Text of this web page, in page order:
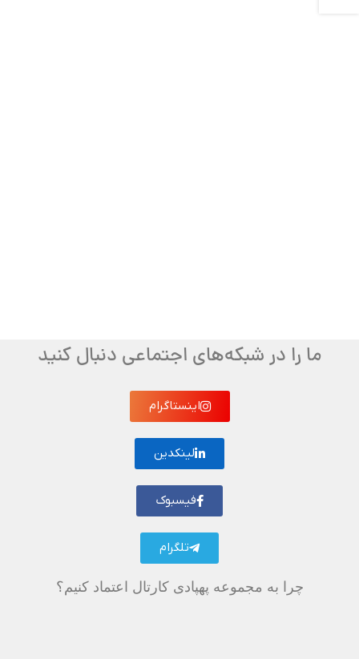
ما را در شبکه‌های اجتماعی دنبال کنید
اینستاگرام
لینکدین
فیسبوک
تلگرام
چرا به مجموعه پهپادی کارتال اعتماد کنیم؟